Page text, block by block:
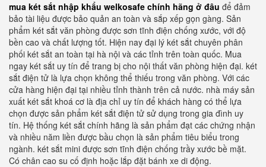
mua két sắt nhập khẩu welkosafe chính hãng ở đâu để đảm
bảo tài liệu được bảo quản an toàn và sắp xếp gọn gàng. Sản
phẩm két sắt văn phòng được sơn tĩnh điện chống xước, với độ
bền cao và chất lượng tốt. Hiện nay đại lý két sắt chuyên phân
phối két sắt an toàn tại hà nội và các tỉnh trên toàn quốc. Mua
ngay két sắt uy tín để trang bị cho nội thất văn phòng hiện đại. két
sắt điện tử là lựa chọn không thể thiếu trong văn phòng. Với các
cửa hàng hiện đại tại nhiều tỉnh thành trên cả nước. nhà máy sản
xuất két sắt khoá cơ là địa chỉ uy tín để khách hàng có thể lựa
chọn được sản phẩm két sắt điện tử sử dụng trong gia đình uy
tín. Hệ thống két sắt chính hãng là sản phẩm đạt các chứng nhận
và nhiều năm liền được bầu chọn là sản phẩm tiêu biểu trong
ngành. két sắt mini được sơn tĩnh điện chống trầy xước bề mặt.
Có chân cao su cố định hoặc lắp đặt bánh xe di động.